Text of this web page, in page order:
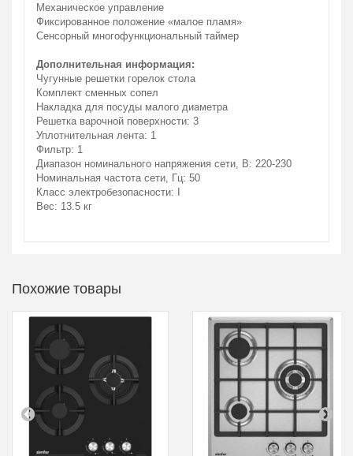
Механическое управление
Фиксированное положение «малое пламя»
Сенсорный многофункциональный таймер
Дополнительная информация:
Чугунные решетки горелок стола
Комплект сменных сопел
Накладка для посуды малого диаметра
Решетка варочной поверхности: 3
Уплотнительная лента: 1
Фильтр: 1
Диапазон номинального напряжения сети, В: 220-230
Номинальная частота сети, Гц: 50
Класс электробезопасности: I
Вес: 13.5 кг
Похожие товары